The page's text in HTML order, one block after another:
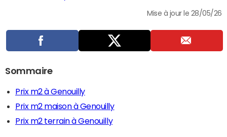
Mise à jour le 28/05/26
Sommaire
Prix m2 à Genouilly
Prix m2 maison à Genouilly
Prix m2 terrain à Genouilly